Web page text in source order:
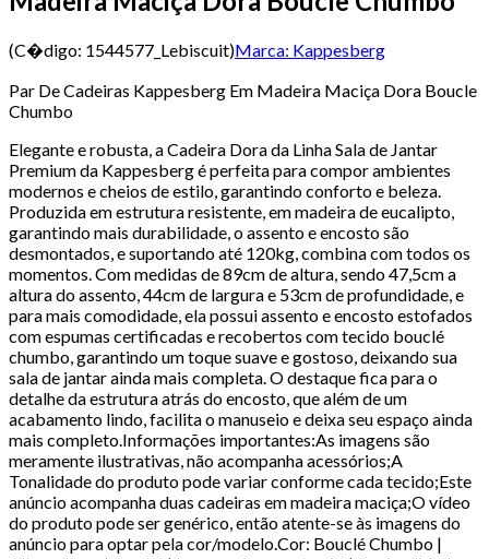
(C�digo: 1544577_Lebiscuit)Marca: Kappesberg
Par De Cadeiras Kappesberg Em Madeira Maciça Dora Boucle
Chumbo
Elegante e robusta, a Cadeira Dora da Linha Sala de Jantar
Premium da Kappesberg é perfeita para compor ambientes
modernos e cheios de estilo, garantindo conforto e beleza.
Produzida em estrutura resistente, em madeira de eucalipto,
garantindo mais durabilidade, o assento e encosto são
desmontados, e suportando até 120kg, combina com todos os
momentos. Com medidas de 89cm de altura, sendo 47,5cm a
altura do assento, 44cm de largura e 53cm de profundidade, e
para mais comodidade, ela possui assento e encosto estofados
com espumas certificadas e recobertos com tecido bouclé
chumbo, garantindo um toque suave e gostoso, deixando sua
sala de jantar ainda mais completa. O destaque fica para o
detalhe da estrutura atrás do encosto, que além de um
acabamento lindo, facilita o manuseio e deixa seu espaço ainda
mais completo.Informações importantes:As imagens são
meramente ilustrativas, não acompanha acessórios;A
Tonalidade do produto pode variar conforme cada tecido;Este
anúncio acompanha duas cadeiras em madeira maciça;O vídeo
do produto pode ser genérico, então atente-se às imagens do
anúncio para optar pela cor/modelo.Cor: Bouclé Chumbo |